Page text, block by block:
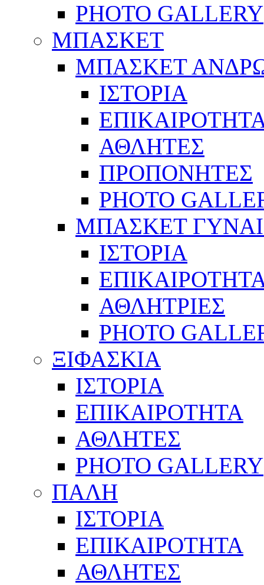
PHOTO GALLERY
ΜΠΑΣΚΕΤ
ΜΠΑΣΚΕΤ
ΙΣΤΟΡΙΑ
ΑΘΛΗΤΕΣ
ΠΡΟΠΟΝΗΤΕΣ
PHOTO
ΜΠΑΣΚΕΤ
ΙΣΤΟΡΙΑ
ΑΘΛΗΤΡΙΕΣ
PHOTO
ΞΙΦΑΣΚΙΑ
ΙΣΤΟΡΙΑ
ΕΠΙΚΑΙΡΟΤΗΤΑ
ΑΘΛΗΤΕΣ
PHOTO GALLERY
ΠΑΛΗ
ΙΣΤΟΡΙΑ
ΕΠΙΚΑΙΡΟΤΗΤΑ
ΑΘΛΗΤΕΣ